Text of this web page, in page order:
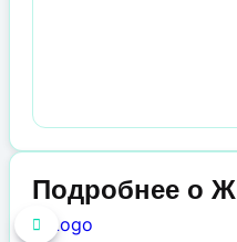
Подробнее о